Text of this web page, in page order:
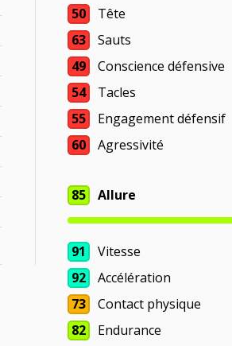
50
Tête
63
Sauts
49
Conscience défensive
54
Tacles
55
Engagement défensif
60
Agressivité
85 Allure
91
Vitesse
92
Accélération
73
Contact physique
82
Endurance